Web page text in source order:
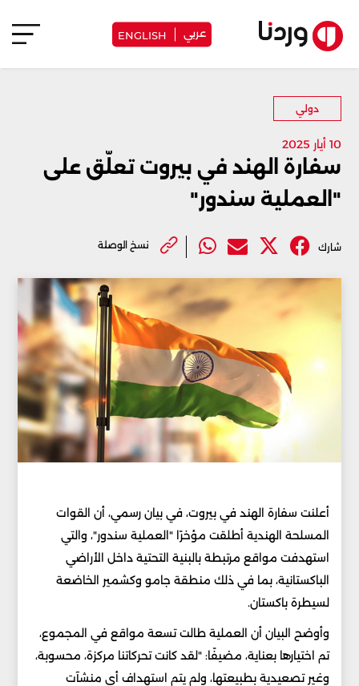
عربي ENGLISH
دولي
10 أيار 2025
سفارة الهند في بيروت تعلّق على
"العملية سندور"
شارك نسخ الوصلة
أعلنت سفارة الهند في بيروت، في بيان رسمي، أن القوات
المسلحة الهندية أطلقت مؤخرًا "العملية سندور"، والتي
استهدفت مواقع مرتبطة بالبنية التحتية داخل الأراضي
الباكستانية، بما في ذلك منطقة جامو وكشمير الخاضعة
لسيطرة باكستان.
وأوضح البيان أن العملية طالت تسعة مواقع في المجموع،
تم اختيارها بعناية، مضيفًا: "لقد كانت تحركاتنا مركزة، محسوبة،
وغير تصعيدية بطبيعتها، ولم يتم استهداف أي منشآت